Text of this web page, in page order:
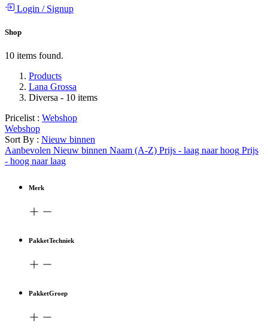
Login /Signup
Shop
10 items found.
Products
Lana Grossa
Diversa - 10 items
Pricelist : Webshop
Webshop
Sort By : Nieuw binnen
Aanbevolen Nieuw binnen Naam (A-Z) Prijs - laag naar hoog Prijs
- hoog naar laag
Merk
PakketTechniek
PakketGroep